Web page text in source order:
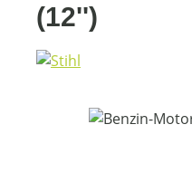
(12'')
Bildergalerie überspringen